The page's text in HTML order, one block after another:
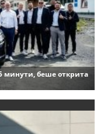
минути, беше открита